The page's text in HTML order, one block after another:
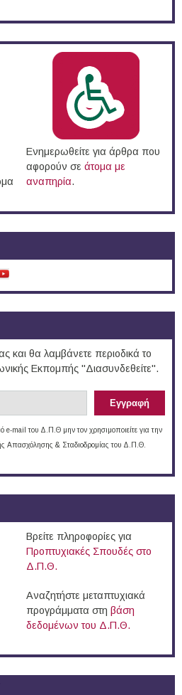
Ενημερωθείτε για άρθρα που
αφορούν σε άτομα με
αναπηρία.
και θα λαμβάνετε περιοδικά το
Εκπομπής "Διασυνδεθείτε".
e-mail του Δ.Π.Θ μην τον χρησιμοποιείτε για την
Απασχόλησης & Σταδιοδρομίας του Δ.Π.Θ.
Βρείτε πληροφορίες για
Προπτυχιακές Σπουδές στο
Δ.Π.Θ.
Αναζητήστε μεταπτυχιακά
προγράμματα στη βάση
δεδομένων του Δ.Π.Θ.